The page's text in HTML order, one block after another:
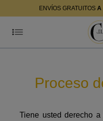
ENVÍOS GRATUITOS A
Proceso
Tiene usted derecho